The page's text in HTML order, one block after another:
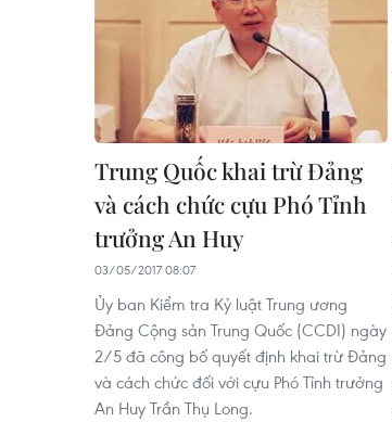
Trung Quốc khai trừ Đảng
và cách chức cựu Phó Tỉnh
trưởng An Huy
03/05/2017 08:07
Ủy ban Kiểm tra Kỷ luật Trung ương
Đảng Cộng sản Trung Quốc (CCDI) ngày
2/5 đã công bố quyết định khai trừ Đảng
và cách chức đối với cựu Phó Tỉnh trưởng
An Huy Trần Thụ Long.